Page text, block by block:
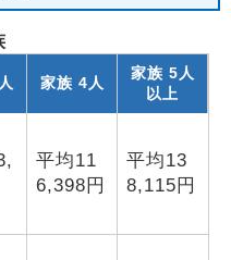
家族 4人
家族 5人
以上
平均11
6,398 円
平均13
8,115 円